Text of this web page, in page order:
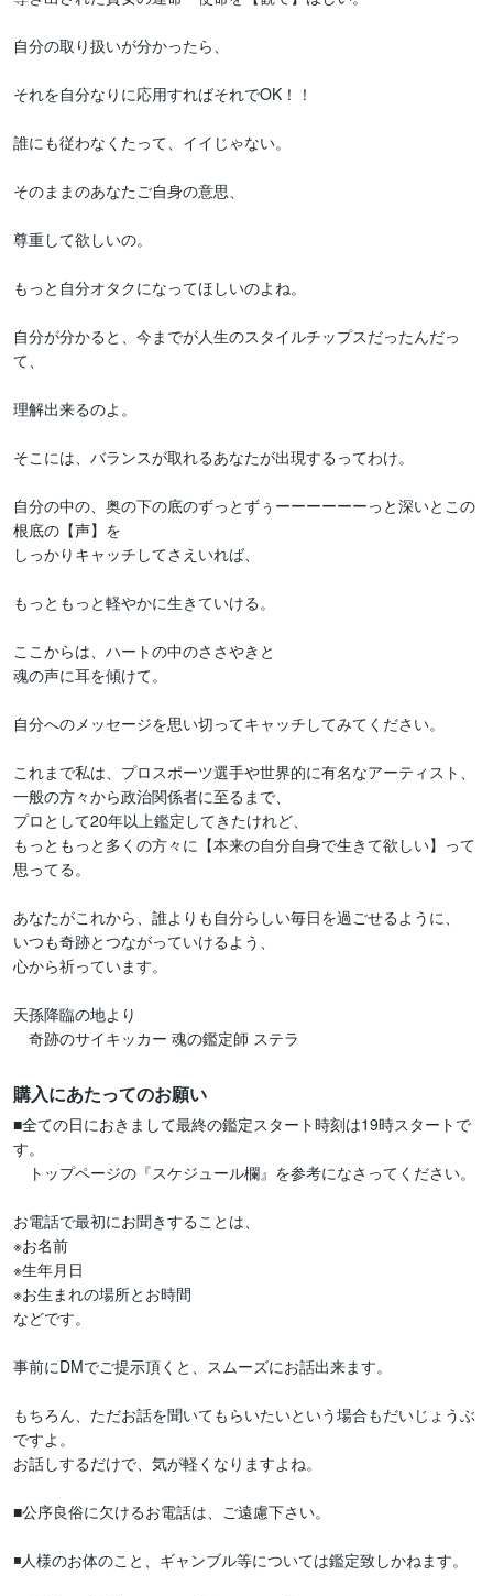
自分の取り扱いが分かったら、
それを自分なりに応用すればそれでOK！！
誰にも従わなくたって、イイじゃない。
そのままのあなたご自身の意思、
尊重して欲しいの。
もっと自分オタクになってほしいのよね。
自分が分かると、今までが人生のスタイルチップスだったんだっ
て、
理解出来るのよ。
そこには、バランスが取れるあなたが出現するってわけ。
自分の中の、奥の下の底のずっとずぅーーーーーーっと深いとこの
根底の【声】を
しっかりキャッチしてさえいれば、
もっともっと軽やかに生きていける。
ここからは、ハートの中のささやきと
魂の声に耳を傾けて。
自分へのメッセージを思い切ってキャッチしてみてください。
これまで私は、プロスポーツ選手や世界的に有名なアーティスト、
一般の方々から政治関係者に至るまで、
プロとして20年以上鑑定してきたけれど、
もっともっと多くの方々に【本来の自分自身で生きて欲しい】って
思ってる。
あなたがこれから、誰よりも自分らしい毎日を過ごせるように、
いつも奇跡とつながっていけるよう、
心から祈っています。
天孫降臨の地より
購入にあたってのお願い
■全ての日におきまして最終の鑑定スタート時刻は19時スタートで
す。
トップページの『スケジュール欄』を参考になさってください。
お電話で最初にお聞きすることは、
※お名前
※生年月日
※お生まれの場所とお時間
などです。
事前にDMでご提示頂くと、スムーズにお話出来ます。
もちろん、ただお話を聞いてもらいたいという場合もだいじょうぶ
ですよ。
お話しするだけで、気が軽くなりますよね。
■公序良俗に欠けるお電話は、ご遠慮下さい。
◾️人様のお体のこと、ギャンブル等については鑑定致しかねます。